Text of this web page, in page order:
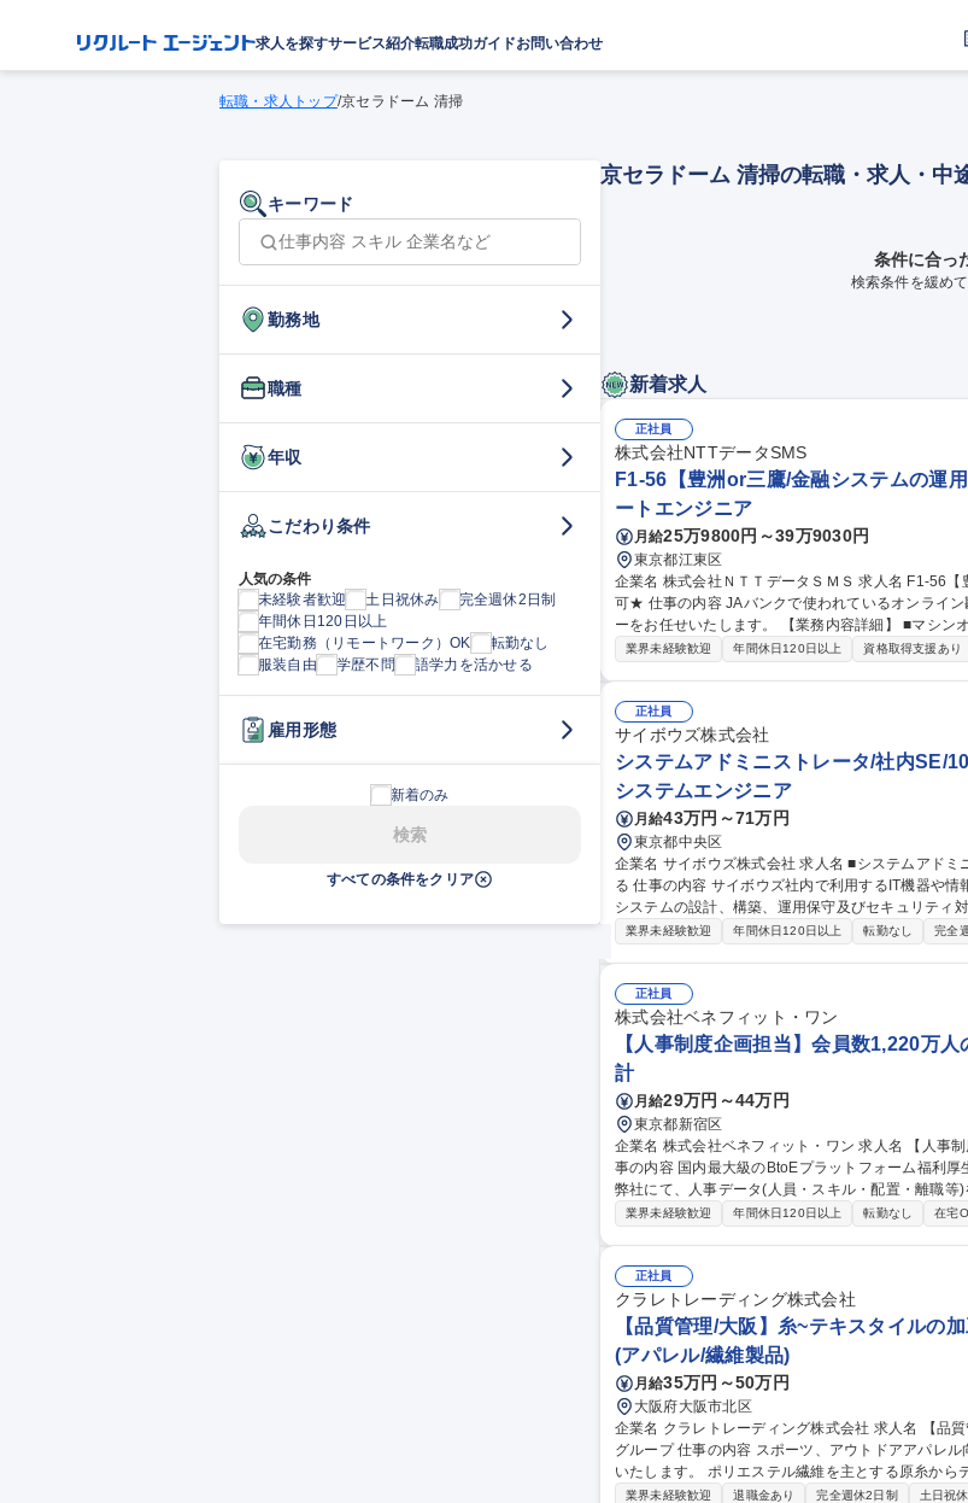
求人を探すサービス紹介転職成功ガイドお問い合わせ
転職・求人トップ/京セラドーム 清掃
キーワード
勤務地
職種
年収
こだわり条件
人気の条件
未経験者歓迎
土日祝休み
完全週休2日制
年間休日120日以上
在宅勤務（リモートワーク）OK
転勤なし
服装自由
学歴不問 語学力を活かせる
雇用形態
新着のみ
検索
すべての条件をクリア
京セラドーム 清掃の転職・求人・中
条件に合っ
検索条件を緩め
新着求人
正社員
株式会社NTTデータSMS
F1-56【豊洲or三鷹/金融システムの運
ートエンジニア
月給25万9800円～39万9030円
東京都江東区
企業名 株式会社ＮＴＴデータＳＭＳ 求人名 F1-56【豊洲or三鷹/金融システムの運用管理】★26歳以下限定未経験
可★ 仕事の内容 JAバンクで使われているオンライン勘定系システム（金融勘定システム）の運用管理オペレータ
ーをお任せいたします。 【業務内容詳細】 ■マシンオペレーション、監視、インシデント対応 ■システム開発に伴
う運用受け入れ推進 ■改善活動、各種報告書作成 【
業界未経験歓迎 年間休日120日以上 資格取得支援あり
正社員
サイボウズ株式会社
システムアドミニストレータ/社内SE/
システムエンジニア
月給43万円～71万円
東京都中央区
企業名 サイボウズ株式会社 求人名 ■システムアドミニストレータ/社内SE/100人100通りのマッチングをITで支え
る 仕事の内容 サイボウズ社内で利用するIT機器や情報システムの企画・設計・調達・運用を担っています。情報
システムの設計、構築、運用保守及びセキュリティ
【業務内容】■サイボウズの働き方を支えるITシス
※当社の企業理念を実現するための社内環境づくり
でも、どこでも、誰とでも、最高の仕事ができるITを提供する」
ドミニストレータ/社内SE/100人100通りのマッチン
業界未経験歓迎 年間休日120日以上 転勤なし 完全
正社員
株式会社ベネフィット・ワン
【人事制度企画担当】会員数1,220万
計
月給29万円～44万円
東京都新宿区
企業名 株式会社ベネフィット・ワン 求人名 【人事制度企画担当】会員数1,220万人の自社サービス/在宅勤務可 仕
事の内容 国内最大級のBtoEプラットフォーム福利
弊社にて、人事データ(人員・スキル・配置・離職等
【詳細】■人事制度(等級・評価・報酬等)の企画・
事発令・データ管理■人事システム運用改善■雇用
ていきますのでご安心ください※経験に応じ給与や勤怠、福利
度企画担当】会員数1,220万人の自社サービス/在宅勤
業界未経験歓迎 年間休日120日以上 転勤なし 在宅
正社員
クラレトレーディング株式会社
【品質管理/大阪】糸~テキスタイルの
(アパレル/繊維製品)
月給35万円～50万円
大阪府大阪市北区
企業名 クラレトレーディング株式会社 求人名 【品質管理/大阪】糸～テキスタイルの加工技術・品質管理/クラレ
グループ 仕事の内容 スポーツ、アウトドアアパレル向け、糸・テキスタイルの加工技術・品質管理業務をお任せ
いたします。 ポリエステル繊維を主とする原糸からテキスタイル生産において、フィラメント原糸、仮撚り、紡
績、織、編、染などの協力外注工場と連携し、加工
業界未経験歓迎 退職金あり 完全週休2日制 土日祝